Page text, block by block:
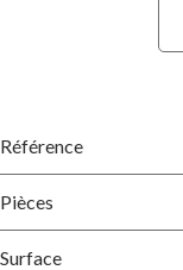
Référence
Pièces
Surface